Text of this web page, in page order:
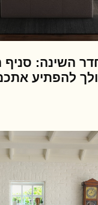
השינה: סניף
להפתיע